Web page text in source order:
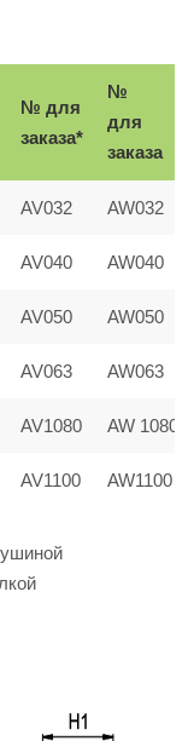
№ для
заказа*
№
для
заказа
AV032 AW032
AV040 AW040
AV050 AW050
AV063 AW063
AV1080 AW 1080
AV1100 AW1100